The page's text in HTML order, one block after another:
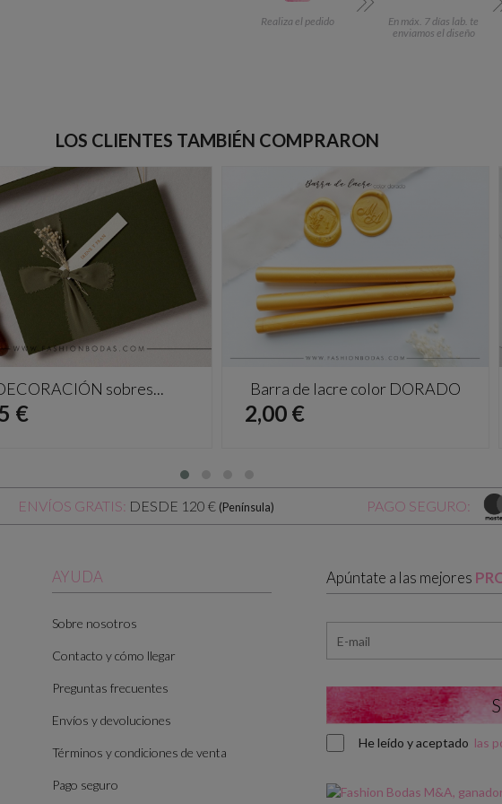
Realiza el pedido
En máx. 7 días lab. te
enviamos el diseño
LOS CLIENTES TAMBIÉN COMPRARON
sobres...
€
Barra de lacre color DORADO
Precio
2,00 €
ENVÍOS GRATIS: DESDE 120 € (Península) PAGO SEGURO:
AYUDA
Sobre nosotros
Contacto y cómo llegar
Preguntas frecuentes
Envíos y devoluciones
Términos y condiciones de venta
Pago seguro
Apúntate a las mejores
He leído y aceptado las